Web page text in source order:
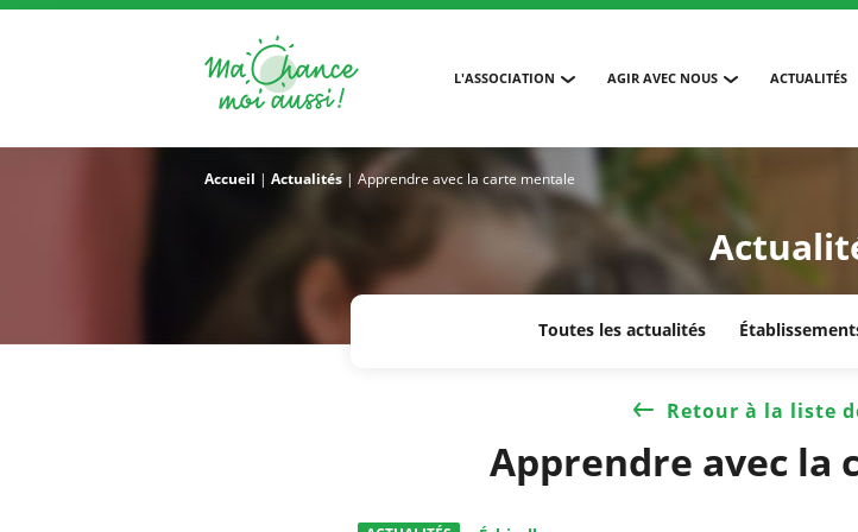
L'ASSOCIATION AGIR AVEC NOUS ACTUALITÉS
Accueil | Actualités | Apprendre avec la carte mentale
Toutes les actualités
Retour à la liste
Apprendre avec la